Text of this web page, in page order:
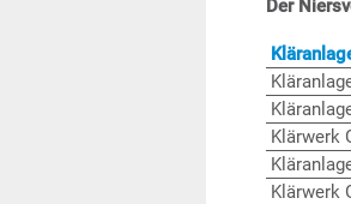
Der
Klärwerk
Klärwerk